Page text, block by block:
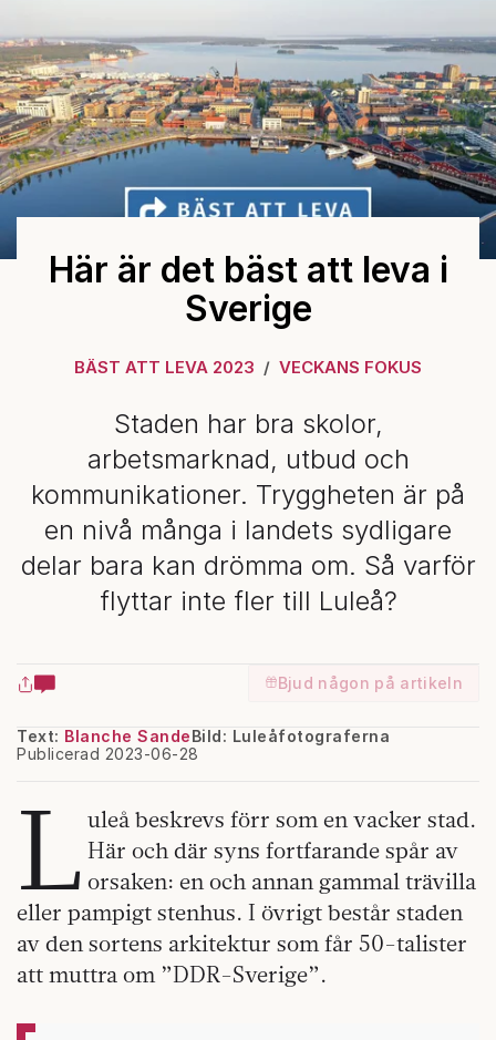
Här är det bäst att leva i
Sverige
BÄST ATT LEVA 2023 VECKANS FOKUS
Staden har bra skolor,
arbetsmarknad, utbud och
kommunikationer. Tryggheten är på
en nivå många i landets sydligare
delar bara kan drömma om. Så varför
flyttar inte fler till Luleå?
Bjud någon på artikeln
Text: Blanche Sande
Publicerad 2023-06-28
Bild: Luleåfotograferna
L uleå beskrevs förr som en vacker stad.
Här och där syns fortfarande spår av
orsaken: en och annan gammal trävilla
eller pampigt stenhus. I övrigt består staden
av den sortens arkitektur som får 50-talister
att muttra om ”DDR-Sverige”.